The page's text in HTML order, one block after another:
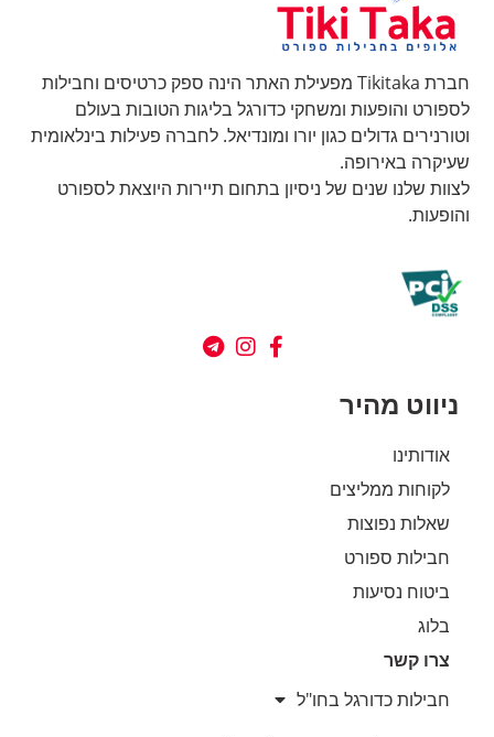
חברת Tikitaka מפעילת האתר הינה ספק כרטיסים וחבילות
לספורט והופעות ומשחקי כדורגל בליגות הטובות בעולם
וטורנירים גדולים כגון יורו ומונדיאל. לחברה פעילות בינלאומית
שעיקרה באירופה.
לצוות שלנו שנים של ניסיון בתחום תיירות היוצאת לספורט
והופעות.
ניווט מהיר
אודותינו
לקוחות ממליצים
שאלות נפוצות
חבילות ספורט
ביטוח נסיעות
בלוג
צרו קשר
חבילות כדורגל בחו"ל